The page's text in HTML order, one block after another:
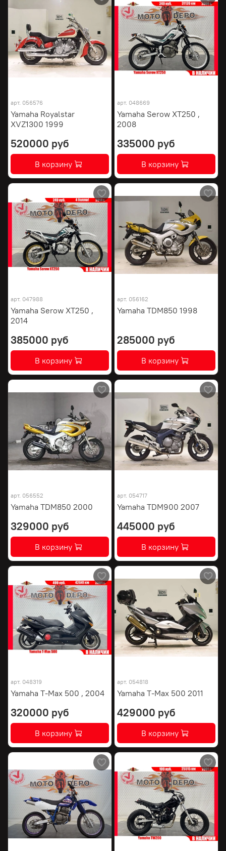
арт. 056576
Yamaha Royalstar
XVZ1300 1999
520000 руб
В корзину
арт. 048669
Yamaha Serow XT250 ,
2008
335000 руб
В корзину
арт. 047988
Yamaha Serow XT250 ,
2014
385000 руб
В корзину
арт. 056162
Yamaha TDM850 1998
285000 руб
В корзину
арт. 056552
Yamaha TDM850 2000
329000 руб
В корзину
арт. 054717
Yamaha TDM900 2007
445000 руб
В корзину
арт. 048319
Yamaha T-Max 500 , 2004
320000 руб
В корзину
арт. 054818
Yamaha T-Max 500 2011
429000 руб
В корзину